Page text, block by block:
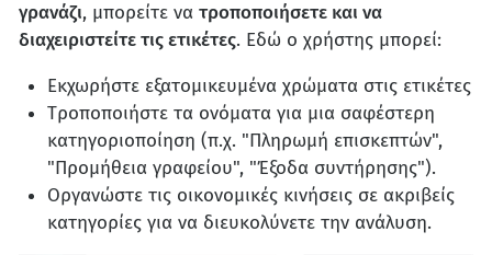
γρανάζι, μπορείτε να τροποποιήσετε και να
διαχειριστείτε τις ετικέτες. Εδώ ο χρήστης μπορεί:
Εκχωρήστε εξατομικευμένα χρώματα στις ετικέτες
Τροποποιήστε τα ονόματα για μια σαφέστερη
κατηγοριοποίηση (π.χ. "Πληρωμή επισκεπτών",
"Προμήθεια γραφείου", "Έξοδα συντήρησης").
Οργανώστε τις οικονομικές κινήσεις σε ακριβείς
κατηγορίες για να διευκολύνετε την ανάλυση.